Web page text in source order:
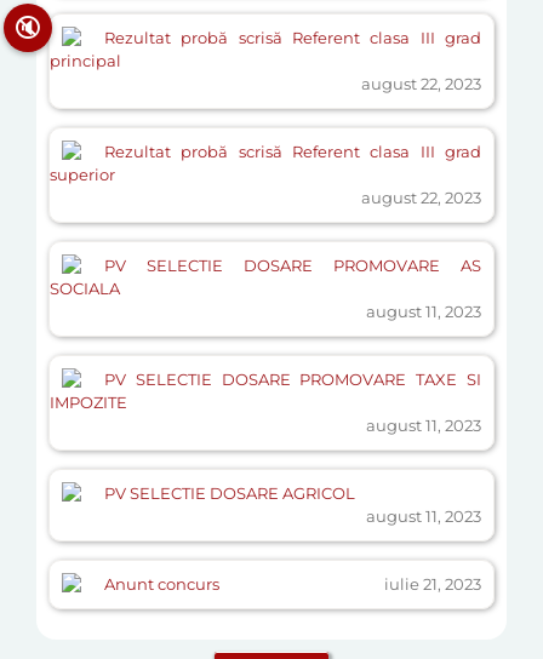
Rezultat probă scrisă Referent clasa III grad
principal
august 22, 2023
Rezultat probă scrisă Referent clasa III grad
superior
august 22, 2023
PV SELECTIE DOSARE PROMOVARE AS
SOCIALA
august 11, 2023
PV SELECTIE DOSARE PROMOVARE TAXE SI
IMPOZITE
august 11, 2023
PV SELECTIE DOSARE AGRICOL
august 11, 2023
Anunt concurs iulie 21, 2023
🔇